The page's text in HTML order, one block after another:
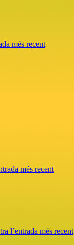
més recent
més recent
l’entrada més recent